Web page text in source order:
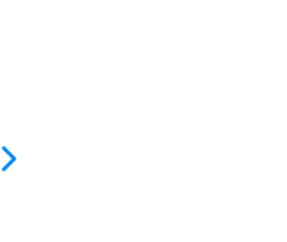
私の自宅からも近く、スタッフが親切で、入居
したところ、素早く対応してくれた。また、好